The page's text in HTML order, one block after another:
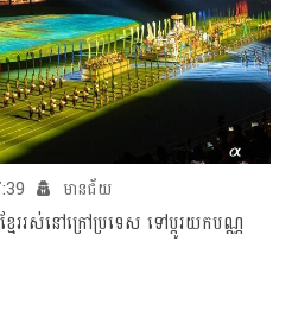
មានជ័យ
មែរ​រស់​នៅ​ក្រៅប្រទេស​​ ទៅប្តូរយកបណ្ណ​​